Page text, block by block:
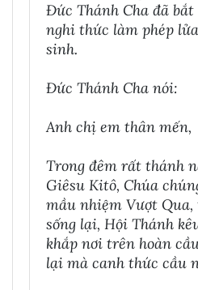
Đức Thánh Cha đã
nghi thức làm phép
sinh.
Đức Thánh Cha nói:
Anh chị em thân mến,
Trong đêm rất thánh
Giêsu Kitô, Chúa
mầu nhiệm Vượt
sống lại, Hội Thánh
khắp nơi trên hoàn
lại mà canh thức cầu